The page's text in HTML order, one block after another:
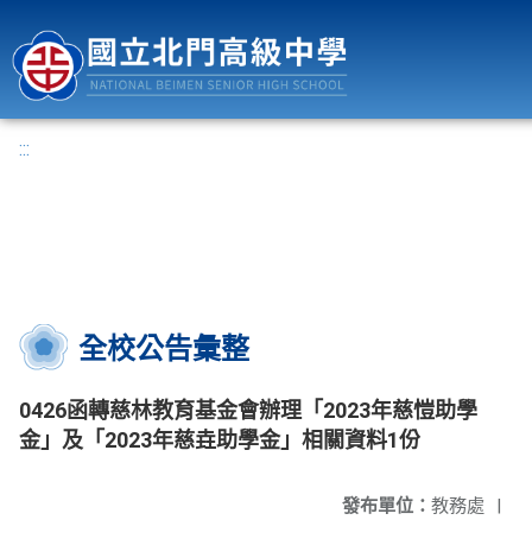
:::
全校公告彙整
0426函轉慈林教育基金會辦理「2023年慈愷助學
金」及「2023年慈垚助學金」相關資料1份
發布單位： 教務處 |